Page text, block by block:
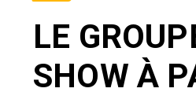
LE
SHOW À